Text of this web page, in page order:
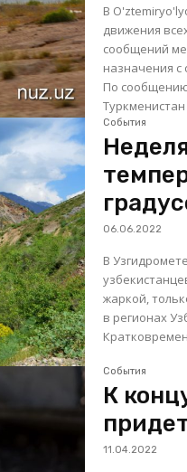
В
движения
сообщений
назначения с
По
События
06.06.2022
В
жаркой, только в
в регионах
События
К
11.04.2022